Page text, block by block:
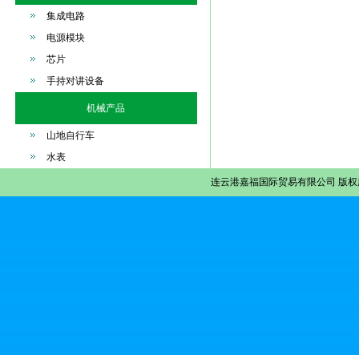
集成电路
电源模块
芯片
手持对讲设备
机械产品
山地自行车
水表
连云港嘉福国际贸易有限公司 版